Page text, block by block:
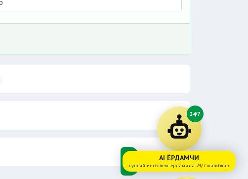
24/7
AI ЁРДАМЧИ
сунъий интеллект ёрдамида 24/7 жавоблар